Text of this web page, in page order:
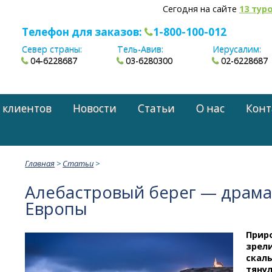
Сегодня на сайте 13
Телефон для заказов: 1-800-100-012
Север страны:
04-6228687
Тель-Авив:
03-6280300
Иерусалим:
02-6228687
Новости Статьи О нас
Главная > Статьи >
Алебастровый берег —
Европы